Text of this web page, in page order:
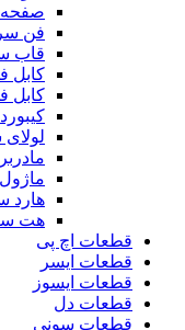
فن
قاب
کابل
کابل
هارد
هت
قطعات اچ پی
قطعات ایسر
قطعات ایسوز
قطعات دل
قطعات سونی